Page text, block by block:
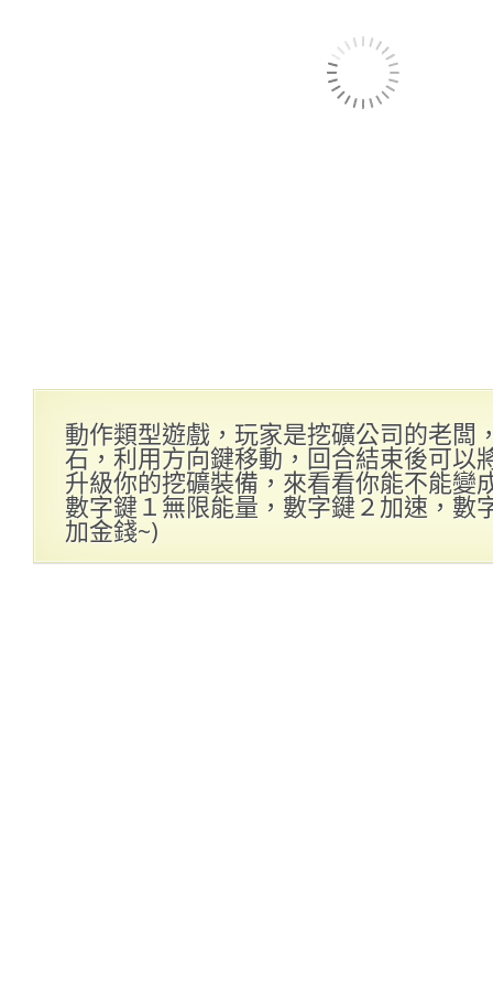
動作類型遊戲，玩家是挖礦公司的老闆
石，利用方向鍵移動，回合結束後可以
升級你的挖礦裝備，來看看你能不能變
數字鍵１無限能量，數字鍵２加速，數
加金錢~)